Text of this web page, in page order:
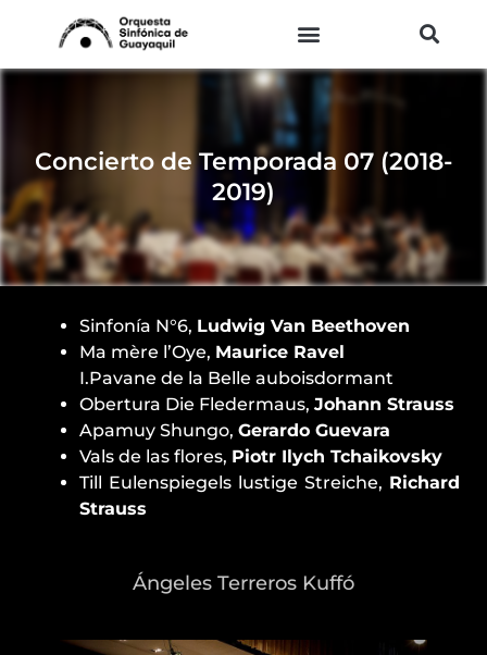
contenido
Concierto de Temporada 07 (2018-
2019)
Sinfonía N°6, Ludwig Van Beethoven
Ma mère l’Oye, Maurice Ravel
I.Pavane de la Belle auboisdormant
Obertura Die Fledermaus, Johann Strauss
Apamuy Shungo, Gerardo Guevara
Vals de las flores, Piotr Ilych Tchaikovsky
Till Eulenspiegels lustige Streiche, Richard
Strauss
Ángeles Terreros Kuffó